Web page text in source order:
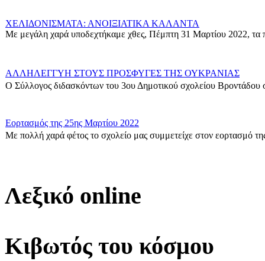
ΧΕΛΙΔΟΝΙΣΜΑΤΑ: ΑΝΟΙΞΙΑΤΙΚΑ ΚΑΛΑΝΤΑ
Με μεγάλη χαρά υποδεχτήκαμε χθες, Πέμπτη 31 Μαρτίου 2022, τα
ΑΛΛΗΛΕΓΓΥΗ ΣΤΟΥΣ ΠΡΟΣΦΥΓΕΣ ΤΗΣ ΟΥΚΡΑΝΙΑΣ
Ο Σύλλογος διδασκόντων του 3ου Δημοτικού σχολείου
Εορτασμός της 25ης Μαρτίου 2022
Με πολλή χαρά φέτος το σχολείο μας συμμετείχε στον εορτασμό
Λεξικό online
Κιβωτός του κόσμου